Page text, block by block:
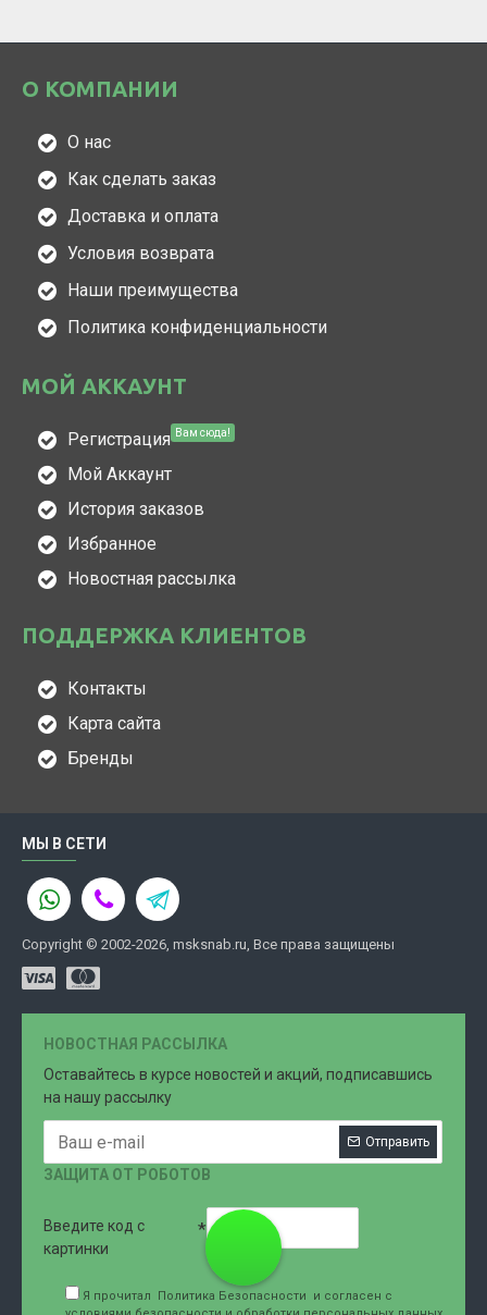
О КОМПАНИИ
О нас
Как сделать заказ
Доставка и оплата
Условия возврата
Наши преимущества
Политика конфиденциальности
МОЙ АККАУНТ
Регистрация Вам сюда!
Мой Аккаунт
История заказов
Избранное
Новостная рассылка
ПОДДЕРЖКА КЛИЕНТОВ
Контакты
Карта сайта
Бренды
МЫ В СЕТИ
Copyright © 2002-2026, msksnab.ru, Все права защищены
НОВОСТНАЯ РАССЫЛКА
Оставайтесь в курсе новостей и акций, подписавшись
на нашу рассылку
Отправить
ЗАЩИТА ОТ РОБОТОВ
Введите код с
картинки
Я прочитал Политика Безопасности
и согласен с